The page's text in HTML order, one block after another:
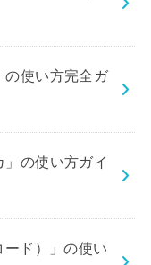
の使い方完全ガ
の使い方ガイ
ド）」の使い